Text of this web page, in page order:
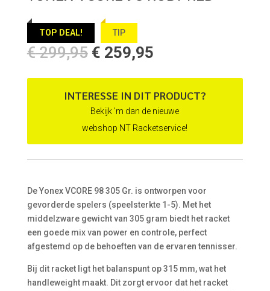
TOP DEAL! TIP
€299,95 Oorspronkelijke
was:
€ 299,95.
€ 259,95Huidige
is:
€ 259,95.
INTERESSE IN DIT PRODUCT?
Bekijk 'm dan de nieuwe
webshop NT Racketservice!
De Yonex VCORE 98 305 Gr. is ontworpen voor
gevorderde spelers (speelsterkte 1-5). Met het
middelzware gewicht van 305 gram biedt het racket
een goede mix van power en controle, perfect
afgestemd op de behoeften van de ervaren tennisser.
Bij dit racket ligt het balanspunt op 315 mm, wat het
handleweight maakt. Dit zorgt ervoor dat het racket